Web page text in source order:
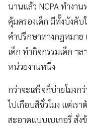
นานแล้ว NCPA ทำงา
คุ้มครองเด็ก มีทั้งบังคั
คำปรึกษาทางกฎหมาย
เด็ก ทำกิจกรรมเด็ก ฯ
หน่วยงานหนึ่ง
กว่าจะเสร็จก็บ่ายโมงก
ไปเกือบสี่ชั่วโมง แต่เร
สะอาดแบบเบเกอรี่ สั่ง